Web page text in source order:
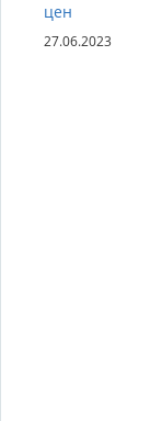
цен
27.06.2023